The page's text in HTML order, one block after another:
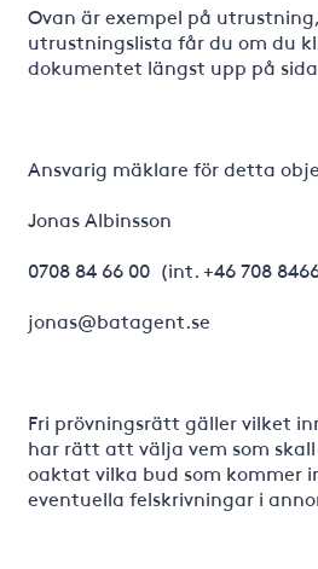
Ovan är exempel på
utrustningslista får du om du
dokumentet längst upp på
Ansvarig mäklare för detta
Jonas Albinsson
0708 84 66 00 (int. +46 708
jonas@batagent.se
Fri prövningsrätt gäller vilket
har rätt att välja vem som
oaktat vilka bud som kommer
eventuella felskrivningar i